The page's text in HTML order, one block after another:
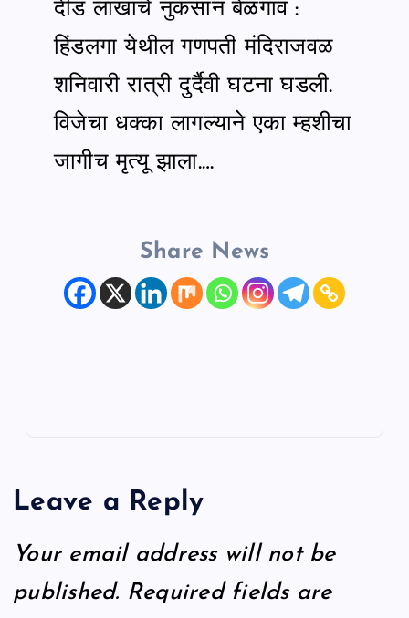
दीड लाखांचे नुकसान बेळगाव :
हिंडलगा येथील गणपती मंदिराजवळ
शनिवारी रात्री दुर्दैवी घटना घडली.
विजेचा धक्का लागल्याने एका म्हशीचा
जागीच मृत्यू झाला.…
Share News
Leave a Reply
Your email address will not be
published. Required fields are